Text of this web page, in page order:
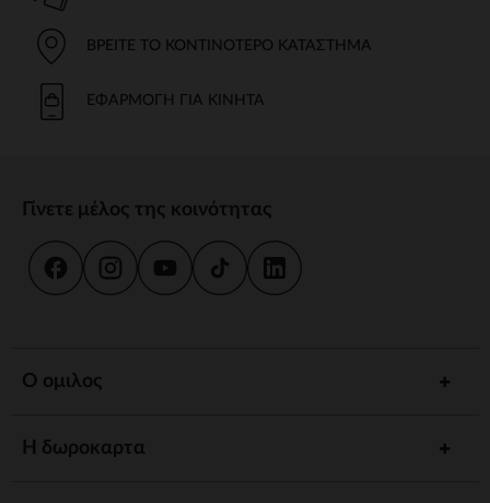
ΒΡΕΊΤΕ ΤΟ ΚΟΝΤΙΝΌΤΕΡΟ ΚΑΤΆΣΤΗΜΑ
ΕΦΑΡΜΟΓΉ ΓΙΑ ΚΙΝΗΤΆ
Γίνετε μέλος της κοινότητας
Ο ομιλος
Η δωροκαρτα